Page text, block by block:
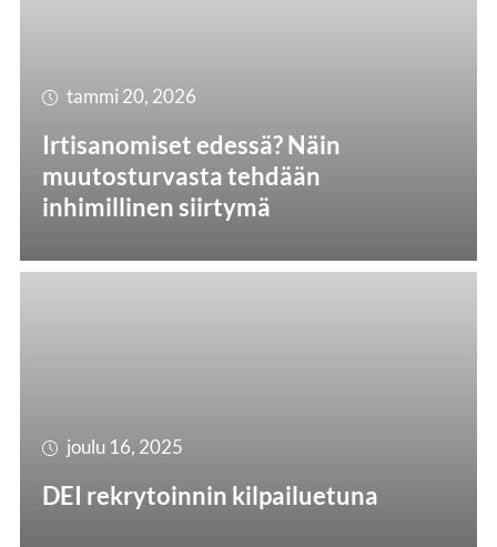
tammi 20, 2026
Irtisanomiset edessä? Näin
muutosturvasta tehdään
inhimillinen siirtymä
joulu 16, 2025
DEI rekrytoinnin kilpailuetuna